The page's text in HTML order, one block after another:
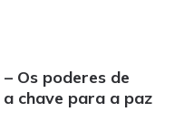
Os poderes de
chave para a paz